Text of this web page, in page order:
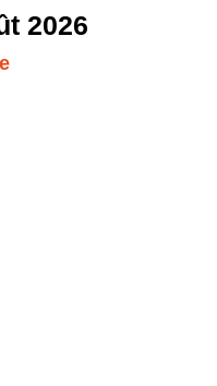
2026